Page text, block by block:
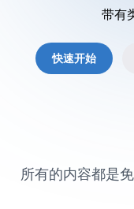
带有
快速开始
所有的内容都是